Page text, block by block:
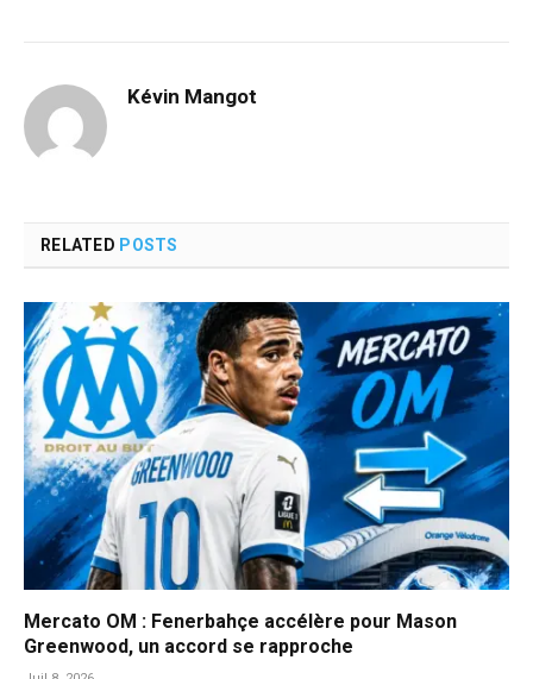
Kévin Mangot
RELATED POSTS
Mercato OM : Fenerbahçe accélère pour Mason
Greenwood, un accord se rapproche